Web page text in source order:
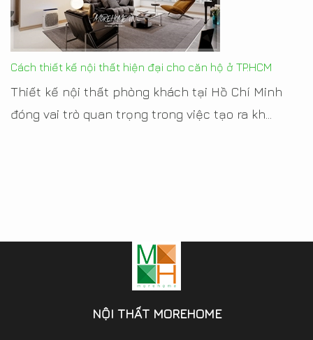
Cách thiết kế nội thất hiện đại cho căn hộ ở TP.HCM
Thiết kế nội thất phòng khách tại Hồ Chí Minh
đóng vai trò quan trọng trong việc tạo ra kh...
NỘI THẤT MOREHOME